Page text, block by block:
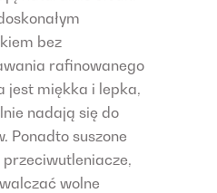
bez
rafinowanego
jest miękka i lepka,
nadają się do
Ponadto suszone
wolne